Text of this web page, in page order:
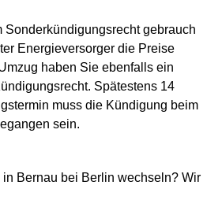
Sonderkündigungsrecht gebrauch
Energieversorger die Preise
haben Sie ebenfalls ein
Spätestens 14
muss die Kündigung beim
sein.
Bernau bei Berlin wechseln? Wir